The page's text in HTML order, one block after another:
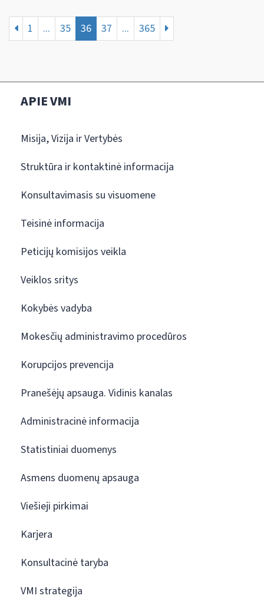
1 ... 35 36 37 ... 365
APIE VMI
Misija, Vizija ir Vertybės
Struktūra ir kontaktinė informacija
Konsultavimasis su visuomene
Teisinė informacija
Peticijų komisijos veikla
Veiklos sritys
Kokybės vadyba
Mokesčių administravimo procedūros
Korupcijos prevencija
Pranešėjų apsauga. Vidinis kanalas
Administracinė informacija
Statistiniai duomenys
Asmens duomenų apsauga
Viešieji pirkimai
Karjera
Konsultacinė taryba
VMI strategija